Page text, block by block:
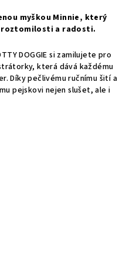
myškou Minnie, který
roztomilosti a radosti.
DOGGIE si zamilujete pro
která dává každému
Díky pečlivému ručnímu šití a
pejskovi nejen slušet, ale i